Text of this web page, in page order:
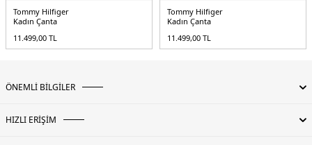
Tommy Hilfiger
Kadın Çanta
11.499,00 TL
Tommy Hilfiger
Kadın Çanta
11.499,00 TL
ÖNEMLİ BİLGİLER
HIZLI ERİŞİM